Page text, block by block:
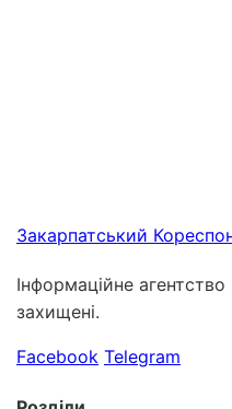
Закарпатський
Інформаційне
захищені.
Facebook Telegram